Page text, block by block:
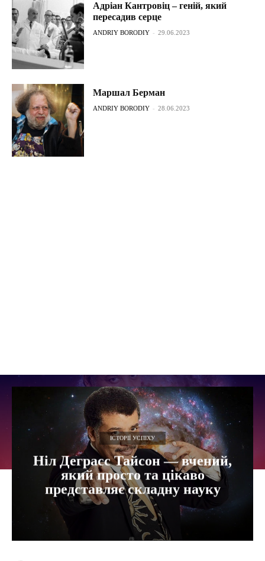
Адріан Кантровіц – геній, який
пересадив серце
ANDRIY BORODIY - 29.06.2023
Маршал Берман
ANDRIY BORODIY - 28.06.2023